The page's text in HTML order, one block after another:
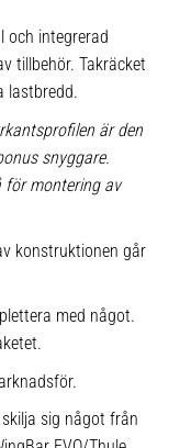
och integrerad
tillbehör. Takräcket
lastbredd.
är den
snyggare.
för montering av
konstruktionen går
med något.
sig något från